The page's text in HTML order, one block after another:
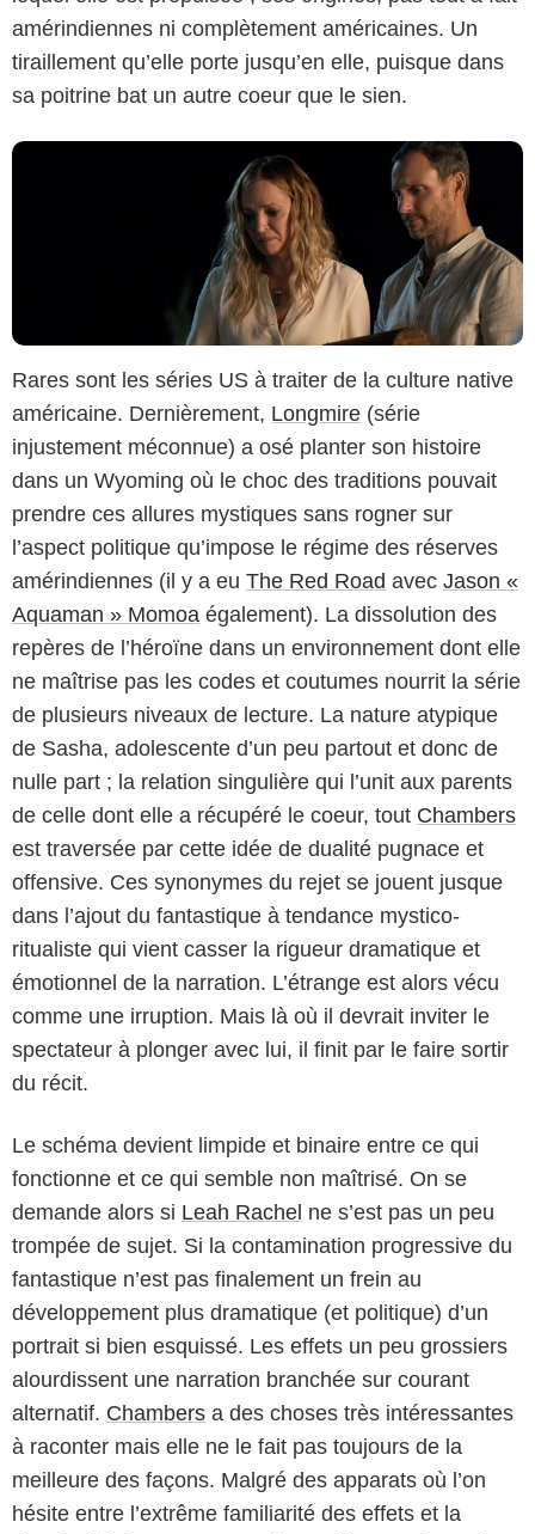
amérindiennes ni complètement américaines. Un
tiraillement qu’elle porte jusqu’en elle, puisque dans
sa poitrine bat un autre coeur que le sien.
Rares sont les séries US à traiter de la culture native
américaine. Dernièrement, Longmire (série
injustement méconnue) a osé planter son histoire
dans un Wyoming où le choc des traditions pouvait
prendre ces allures mystiques sans rogner sur
l’aspect politique qu’impose le régime des réserves
amérindiennes (il y a eu The Red Road avec Jason «
Aquaman » Momoa également). La dissolution des
repères de l’héroïne dans un environnement dont elle
ne maîtrise pas les codes et coutumes nourrit la série
de plusieurs niveaux de lecture. La nature atypique
de Sasha, adolescente d’un peu partout et donc de
nulle part ; la relation singulière qui l’unit aux parents
de celle dont elle a récupéré le coeur, tout Chambers
est traversée par cette idée de dualité pugnace et
offensive. Ces synonymes du rejet se jouent jusque
dans l’ajout du fantastique à tendance mystico-
ritualiste qui vient casser la rigueur dramatique et
émotionnel de la narration. L’étrange est alors vécu
comme une irruption. Mais là où il devrait inviter le
spectateur à plonger avec lui, il finit par le faire sortir
du récit.
Le schéma devient limpide et binaire entre ce qui
fonctionne et ce qui semble non maîtrisé. On se
demande alors si Leah Rachel ne s’est pas un peu
trompée de sujet. Si la contamination progressive du
fantastique n’est pas finalement un frein au
développement plus dramatique (et politique) d’un
portrait si bien esquissé. Les effets un peu grossiers
alourdissent une narration branchée sur courant
alternatif. Chambers a des choses très intéressantes
à raconter mais elle ne le fait pas toujours de la
meilleure des façons. Malgré des apparats où l’on
hésite entre l’extrême familiarité des effets et la